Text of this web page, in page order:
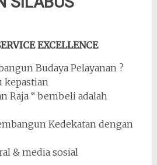
EXCELLENCE
Budaya Pelayanan ?
kepastian
Raja “ bembeli adalah
Kedekatan dengan
& media sosial